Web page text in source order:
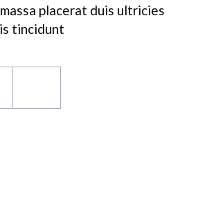
placerat duis ultricies
tincidunt